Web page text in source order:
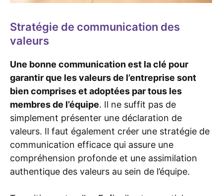
Stratégie de communication des
valeurs
Une bonne communication est la clé pour
garantir que les valeurs de l’entreprise sont
bien comprises et adoptées par tous les
membres de l’équipe. Il ne suffit pas de
simplement présenter une déclaration de
valeurs. Il faut également créer une stratégie de
communication efficace qui assure une
compréhension profonde et une assimilation
authentique des valeurs au sein de l’équipe.